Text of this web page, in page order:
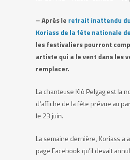
– Après le retrait inattendu
Koriass de la fête nationale
les festivaliers pourront
artiste qui a le vent dans les
remplacer.
La chanteuse Klô Pelgag est la
d’affiche de la fête prévue au
le 23 juin.
La semaine dernière, Koriass a
page Facebook qu’il devait